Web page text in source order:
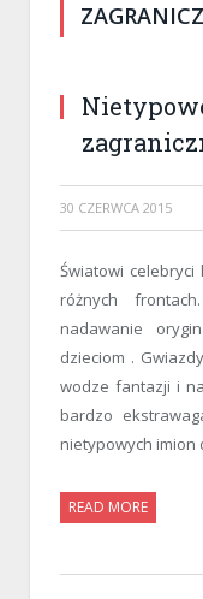
30 CZERWCA 2015
Światowi
różnych
nadawanie
dzieciom .
wodze fantazji i
bardzo
nietypowych imion
READ MORE